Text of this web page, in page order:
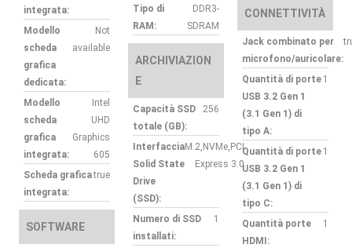
integrata:
Modello
scheda
grafica
dedicata:
Not
available
Modello
scheda
grafica
integrata:
Intel
UHD
Graphics
605
Scheda grafica
integrata:
true
SOFTWARE
Tipo di
RAM:
DDR3-
SDRAM
ARCHIVIAZION
E
Capacità SSD
totale (GB):
256
Interfaccia
Solid State
Drive
(SSD):
M.2,NVMe,PCI
Express 3.0
Numero di SSD
installati:
1
CONNETTIVITÀ
Jack combinato per
microfono/auricolare:
Quantità di porte
USB 3.2 Gen 1
(3.1 Gen 1) di
tipo A:
1
Quantità di porte
USB 3.2 Gen 1
(3.1 Gen 1) di
tipo C:
1
Quantità porte
HDMI:
1